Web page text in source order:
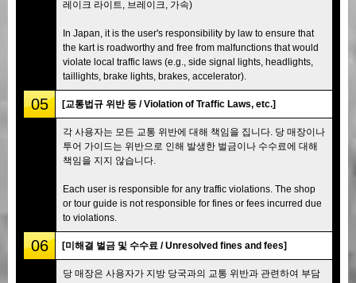
레이크 라이트, 브레이크, 가속)
In Japan, it is the user's responsibility by law to ensure that
the kart is roadworthy and free from malfunctions that would
violate local traffic laws (e.g., side signal lights, headlights,
taillights, brake lights, brakes, accelerator).
05 [교통법규 위반 등 / Violation of Traffic Laws, etc.]
각 사용자는 모든 교통 위반에 대해 책임을 집니다. 당 매장이나
투어 가이드는 위반으로 인해 발생한 벌금이나 수수료에 대해
책임을 지지 않습니다.
Each user is responsible for any traffic violations. The shop
or tour guide is not responsible for fines or fees incurred due
to violations.
06 [미해결 벌금 및 수수료 / Unresolved fines and fees]
당 매장은 사용자가 지방 당국과의 교통 위반과 관련하여 부담